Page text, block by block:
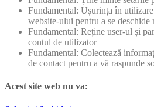
Fundamental: Ușurința în
website-ului pentru a se deschide
Fundamental: Reține user-ul și
contul de utilizator
Fundamental: Colectează
de contact pentru a vă raspunde
Acest site web nu va: